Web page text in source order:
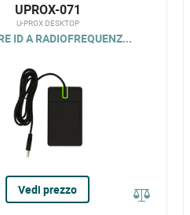
UPROX-071
U-PROX DESKTOP
ID A RADIOFREQUENZ...
Vedi prezzo